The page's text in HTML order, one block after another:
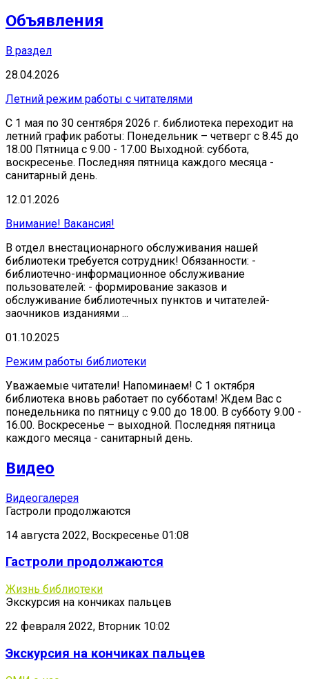
Объявления
В раздел
28.04.2026
Летний режим работы с читателями
С 1 мая по 30 сентября 2026 г. библиотека переходит на
летний график работы: Понедельник – четверг с 8.45 до
18.00 Пятница с 9.00 - 17.00 Выходной: суббота,
воскресенье. Последняя пятница каждого месяца -
санитарный день.
12.01.2026
Внимание! Вакансия!
В отдел внестационарного обслуживания нашей
библиотеки требуется сотрудник! Обязанности: -
библиотечно-информационное обслуживание
пользователей: - формирование заказов и
обслуживание библиотечных пунктов и читателей-
заочников изданиями ...
01.10.2025
Режим работы библиотеки
Уважаемые читатели! Напоминаем! С 1 октября
библиотека вновь работает по субботам! Ждем Вас с
понедельника по пятницу с 9.00 до 18.00. В субботу 9.00 -
16.00. Воскресенье – выходной. Последняя пятница
каждого месяца - санитарный день.
Видео
Видеогалерея
Гастроли продолжаются
14 августа 2022, Воскресенье 01:08
Гастроли продолжаются
Жизнь библиотеки
Экскурсия на кончиках пальцев
22 февраля 2022, Вторник 10:02
Экскурсия на кончиках пальцев